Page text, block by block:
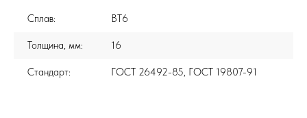
Сплав: ВТ6
Толщина, мм: 16
Стандарт: ГОСТ 26492-85, ГОСТ 19807-91